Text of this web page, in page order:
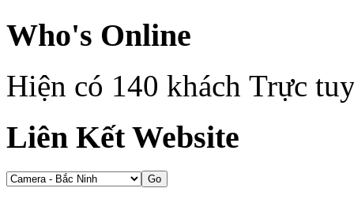
Who's Online
Hiện có 140 khách Trực
Liên Kết Website